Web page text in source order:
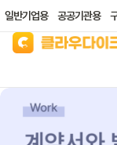
일반기업용 공공기관용
리소스/자료실